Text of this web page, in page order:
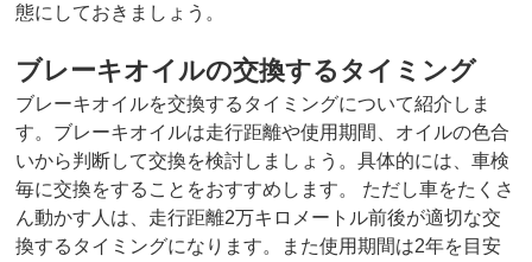
態にしておきましょう。
ブレーキオイルの交換するタイミング
ブレーキオイルを交換するタイミングについて紹介しま
す。ブレーキオイルは走行距離や使用期間、オイルの色合
いから判断して交換を検討しましょう。具体的には、車検
毎に交換をすることをおすすめします。 ただし車をたくさ
ん動かす人は、走行距離2万キロメートル前後が適切な交
換するタイミングになります。また使用期間は2年を目安